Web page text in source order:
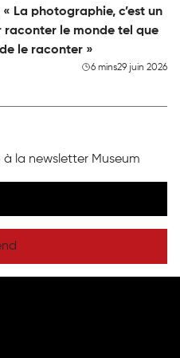
« La photographie, c’est un
raconter le monde tel que
le raconter »
6 mins29 juin 2026
à la newsletter Museum